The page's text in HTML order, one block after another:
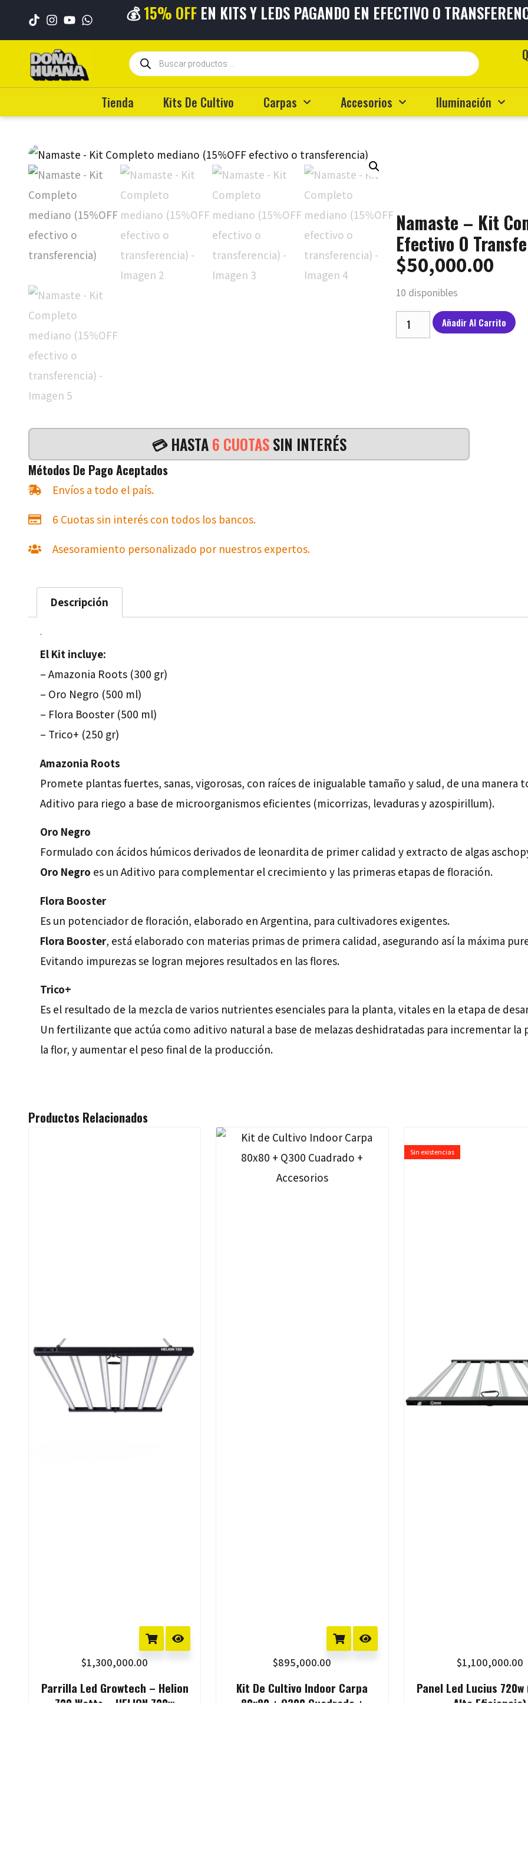
ENVÍOS A
EL PAÍS
💰15% OFF EN KITS Y LEDS PAGANDO EN EFECTIVO O
💳 HASTA6 CUOTASSIN INTERÉS
Tienda
Kits De Cultivo Carpas Accesorios Iluminación
Namaste – Kit
Efectivo O
$50,000.00
10 disponibles
Añadir Al Carrito
💳 HASTA6 CUOTASSIN INTERÉS
Métodos De Pago Aceptados
Envíos a todo el país.
6 Cuotas sin interés con todos los bancos.
Asesoramiento personalizado por nuestros expertos.
Descripción
El Kit incluye:
– Amazonia Roots (300 gr)
– Oro Negro (500 ml)
– Flora Booster (500 ml)
– Trico+ (250 gr)
Amazonia Roots
Promete plantas fuertes, sanas, vigorosas, con raíces de inigualable tamaño y salud, de una manera
Aditivo para riego a base de microorganismos eficientes (micorrizas, levaduras y azospirillum).
Oro Negro
Formulado con ácidos húmicos derivados de leonardita de primer calidad y extracto de algas
Oro Negro es un Aditivo para complementar el crecimiento y las primeras etapas de floración.
Flora Booster
Es un potenciador de floración, elaborado en Argentina, para cultivadores exigentes.
Flora Booster, está elaborado con materias primas de primera calidad, asegurando así la máxima
Evitando impurezas se logran mejores resultados en las flores.
Trico+
Es el resultado de la mezcla de varios nutrientes esenciales para la planta, vitales en la etapa de
Un fertilizante que actúa como aditivo natural a base de melazas deshidratadas para incrementar
la flor, y aumentar el peso final de la producción.
Productos Relacionados
$1,300,000.00
Parrilla Led Growtech – Helion
720 Watts – HELION 720w
$895,000.00
Kit De Cultivo Indoor Carpa
80x80 + Q300 Cuadrado +
Sin existencias
$1,100,000.00
Panel Led Lucius 720w
Alta Eficiencia)